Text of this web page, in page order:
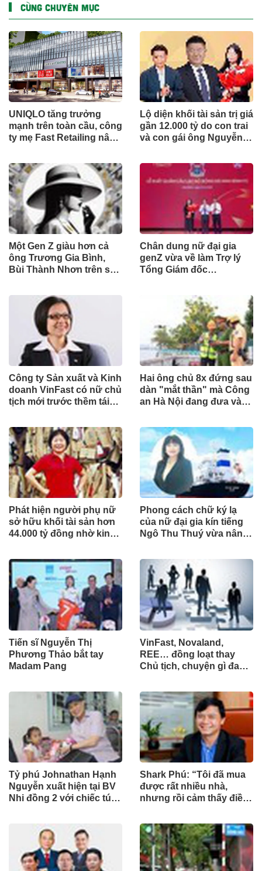
CÙNG CHUYÊN MỤC
UNIQLO tăng trưởng
mạnh trên toàn cầu, công
ty mẹ Fast Retailing nâng
nhuận năm 2026
Lộ diện khối tài sản trị giá
gần 12.000 tỷ do con trai
và con gái ông Nguyễn
một công ty sắp lên sàn
Một Gen Z giàu hơn cả
ông Trương Gia Bình,
Bùi Thành Nhơn trên sàn
Chân dung nữ đại gia
genZ vừa về làm Trợ lý
Tổng Giám đốc
Tổng Giám đốc doanh
nghiệp hàng không vũ
trụ, nắm giữ khối tài sản
hàng nghìn tỷ
Công ty Sản xuất và Kinh
doanh VinFast có nữ chủ
tịch mới trước thềm tái
Hai ông chủ 8x đứng sau
dàn "mắt thần" mà Công
an Hà Nội đang đưa vào
Phát hiện người phụ nữ
sở hữu khối tài sản hơn
44.000 tỷ đồng nhờ kinh
Phong cách chữ ký lạ
của nữ đại gia kín tiếng
Ngô Thu Thuý vừa nâng
Tiến sĩ Nguyễn Thị
Phương Thảo bắt tay
Madam Pang
VinFast, Novaland,
REE… đồng loạt thay
Chủ tịch, chuyện gì đang
Tỷ phú Johnathan Hạnh
Nguyễn xuất hiện tại BV
Nhi đồng 2 với chiếc túi
đặc biệt
Shark Phú: “Tôi đã mua
được rất nhiều nhà,
nhưng rồi cảm thấy điều